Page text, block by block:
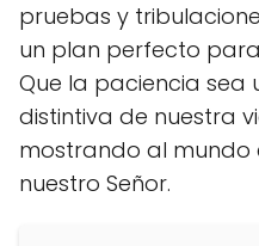
pruebas y
un plan perfecto
Que la paciencia
distintiva de nuestra
mostrando al
nuestro Señor.